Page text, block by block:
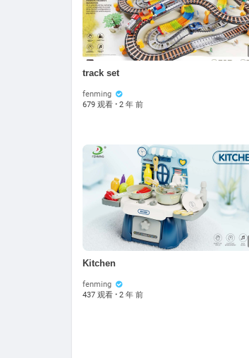
track set
fenming
679 观看 · 2 年 前
Kitchen
fenming
437 观看 · 2 年 前